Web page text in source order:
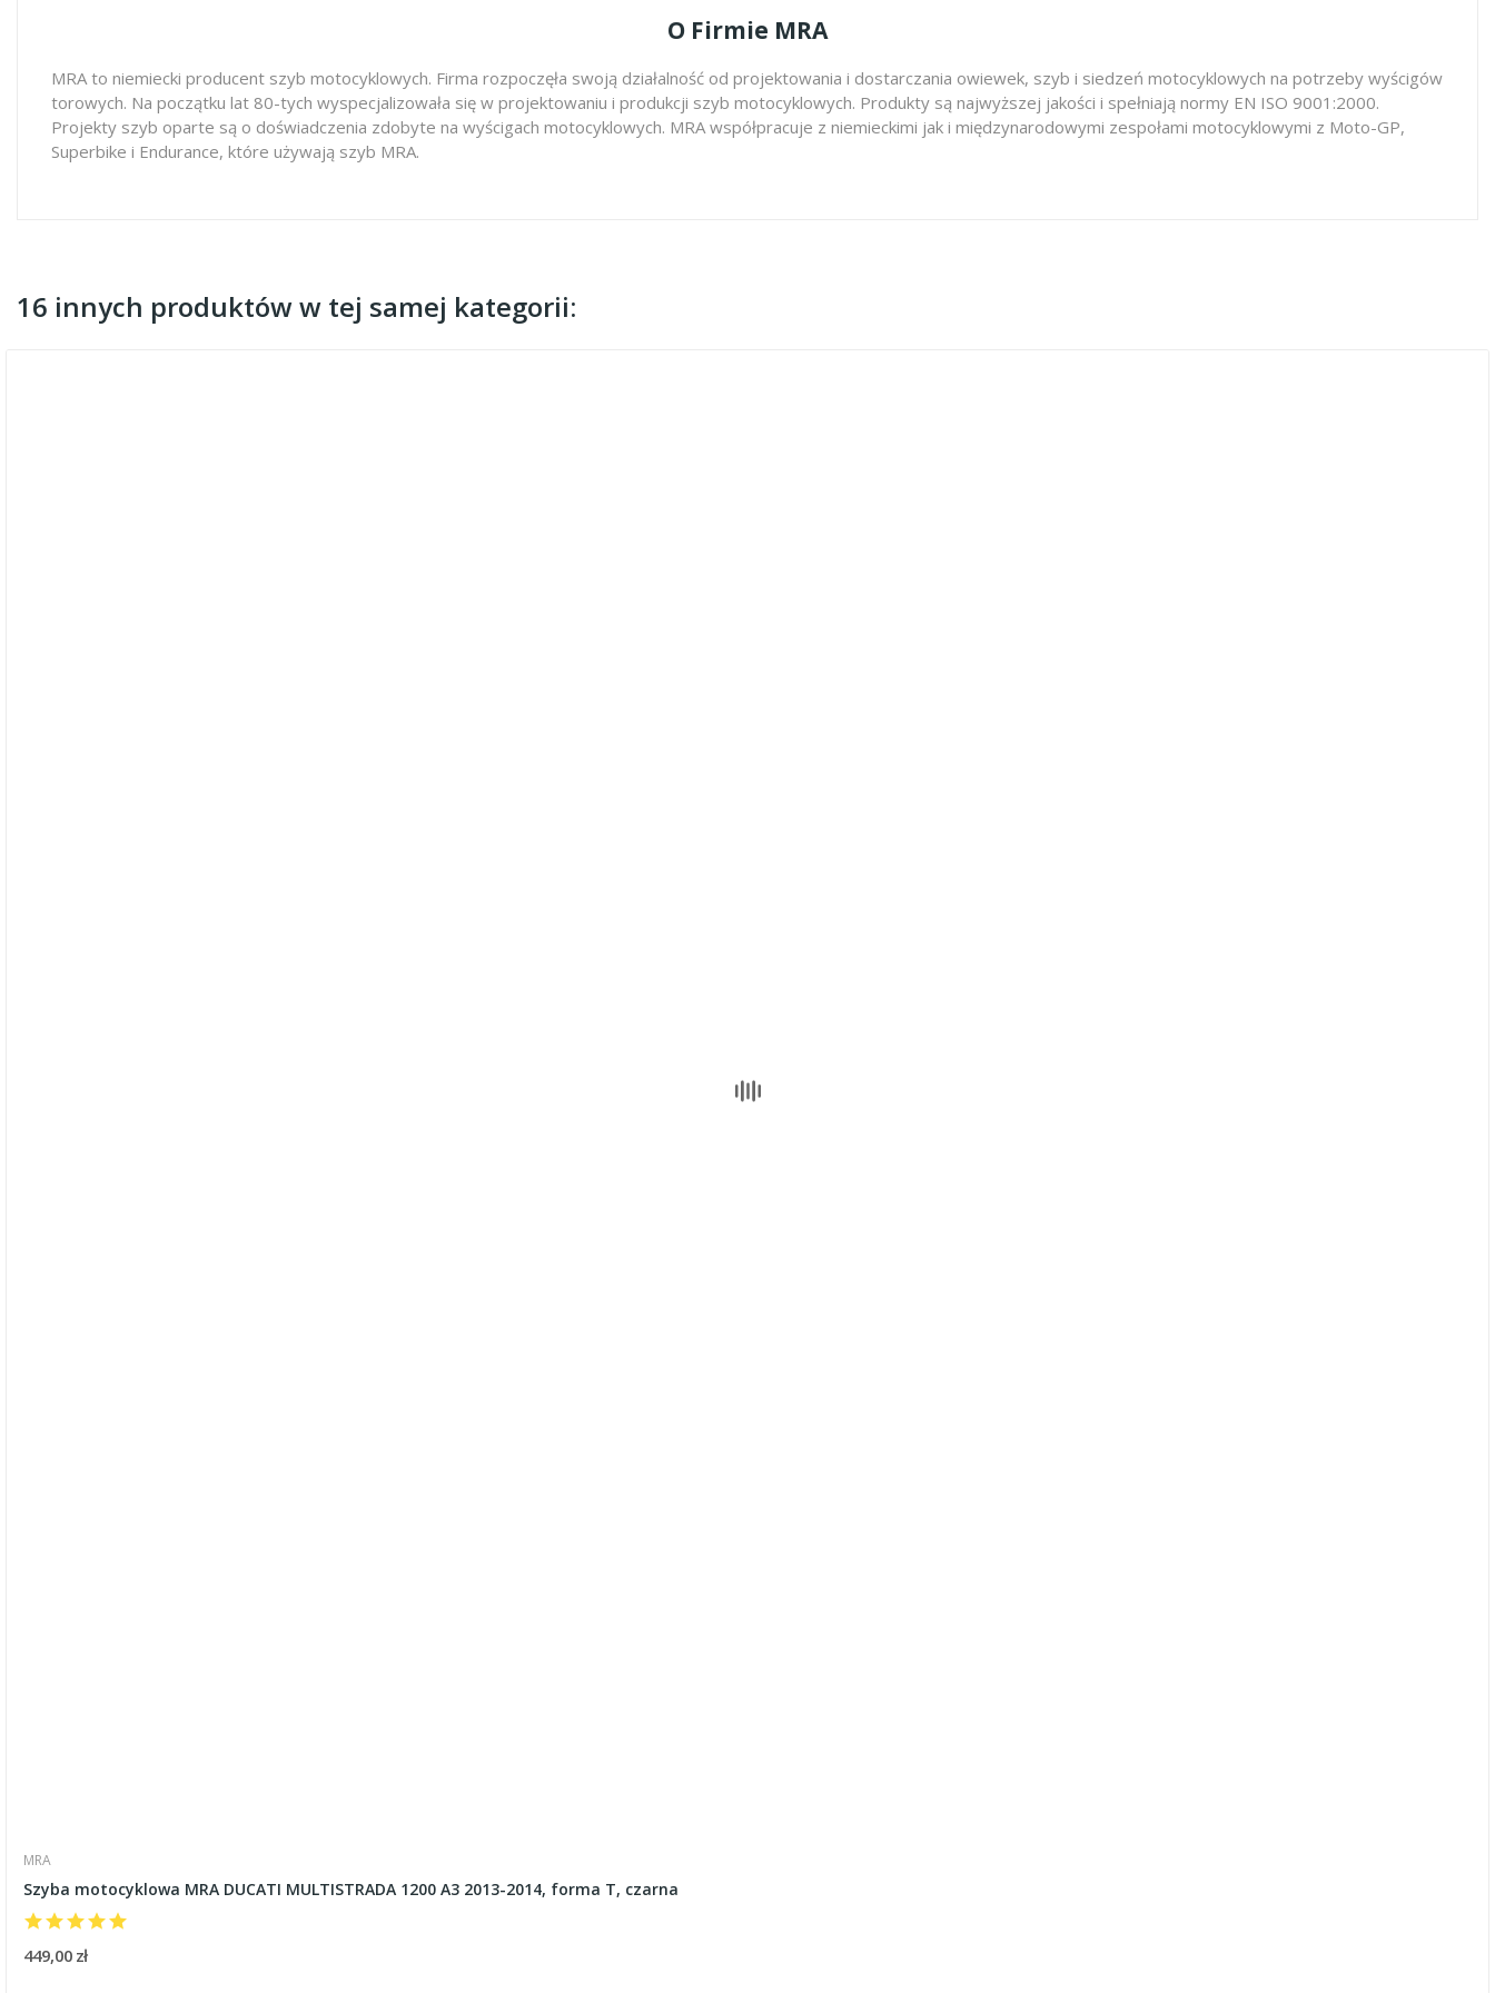
O Firmie MRA
MRA to niemiecki producent szyb motocyklowych. Firma rozpoczęła swoją działalność od projektowania i dostarczania owiewek, szyb i siedzeń motocyklowych na potrzeby wyścigów
torowych. Na początku lat 80-tych wyspecjalizowała się w projektowaniu i produkcji szyb motocyklowych. Produkty są najwyższej jakości i spełniają normy EN ISO 9001:2000.
Projekty szyb oparte są o doświadczenia zdobyte na wyścigach motocyklowych. MRA współpracuje z niemieckimi jak i międzynarodowymi zespołami motocyklowymi z Moto-GP,
Superbike i Endurance, które używają szyb MRA.
16 innych produktów w tej samej kategorii:
MRA
Szyba motocyklowa MRA DUCATI MULTISTRADA 1200 A3 2013-2014, forma T, czarna
449,00 zł